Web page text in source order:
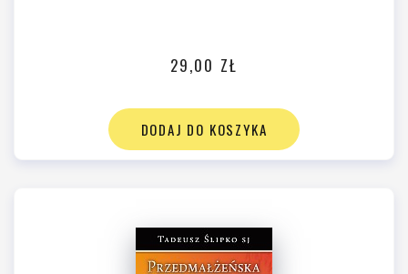
29,00 ZŁ
DODAJ DO KOSZYKA